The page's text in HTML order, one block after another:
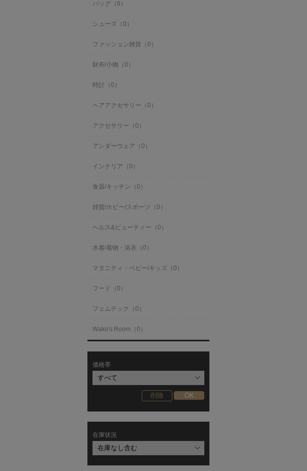
バッグ（6）
シューズ（0）
ファッション雑貨（0）
財布/小物（0）
時計（0）
ヘアアクセサリー（0）
アクセサリー（0）
アンダーウェア（0）
インテリア（0）
食器/キッチン（0）
雑貨/ホビー/スポーツ（0）
ヘルス&ビューティー（0）
水着/着物・浴衣（0）
マタニティ・ベビー/キッズ（0）
フード（0）
フェムテック（0）
Wako's Room（0）
価格帯
在庫状況